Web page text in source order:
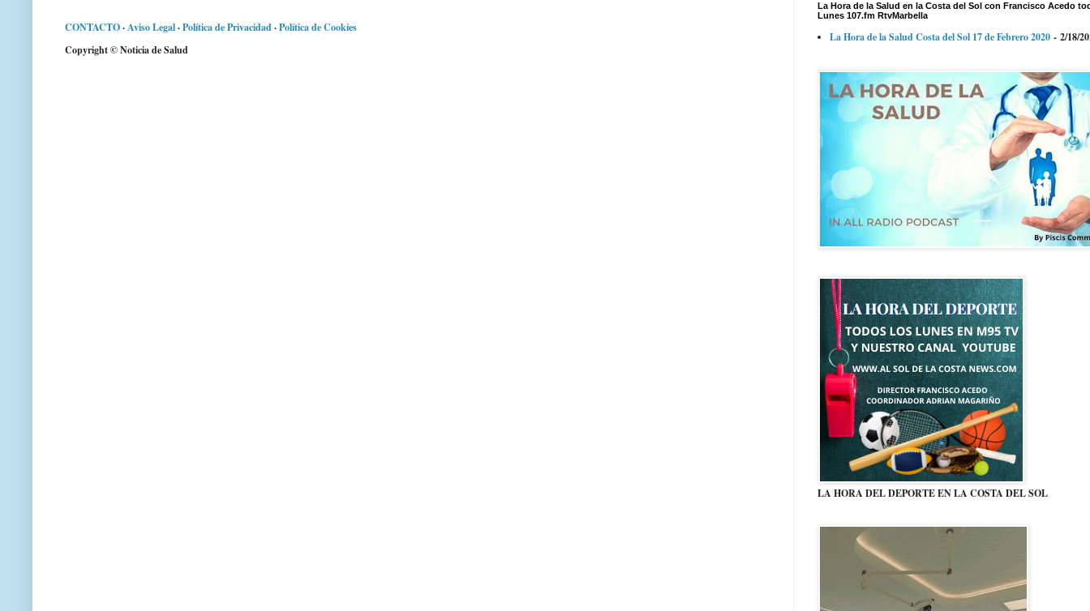
CONTACTO·Aviso Legal·Política de Privacidad·Política de Cookies
Copyright © Noticia de Salud
La Hora de la Salud en la Costa del Sol con Francisco Acedo
Lunes 107.fm RtvMarbella
La Hora de la Salud Costa del Sol 17 de Febrero 2020 - 2/18/
LA HORA DEL DEPORTE EN LA COSTA DEL SOL